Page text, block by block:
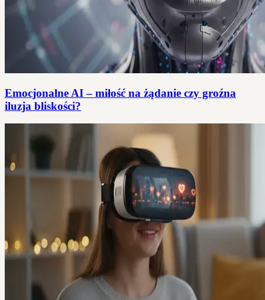
Emocjonalne AI – miłość na żądanie czy groźna
iluzja bliskości?